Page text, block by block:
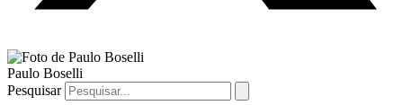
Paulo Boselli
Pesquisar